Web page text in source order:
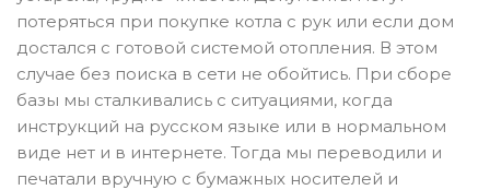
потеряться при покупке котла с рук или если дом
достался с готовой системой отопления. В этом
случае без поиска в сети не обойтись. При сборе
базы мы сталкивались с ситуациями, когда
инструкций на русском языке или в нормальном
виде нет и в интернете. Тогда мы переводили и
печатали вручную с бумажных носителей и